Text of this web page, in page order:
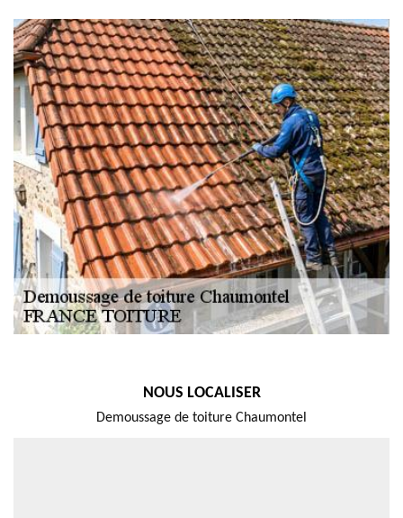
NOUS LOCALISER
Demoussage de toiture Chaumontel